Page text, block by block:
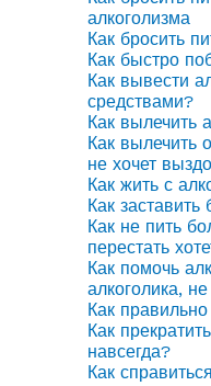
алкоголизма
Как бросить
Как быстро
Как вывести
средствами?
Как вылечить
Как вылечить
не хочет
Как жить с
Как заставить
Как не пить
перестать
Как помочь
алкоголика,
Как
Как
навсегда?
Как